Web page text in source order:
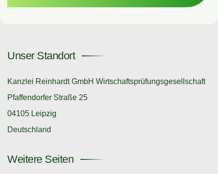
Unser Standort
Kanzlei Reinhardt GmbH Wirtschaftsprüfungsgesellschaft
Pfaffendorfer Straße 25
04105 Leipzig
Deutschland
Weitere Seiten